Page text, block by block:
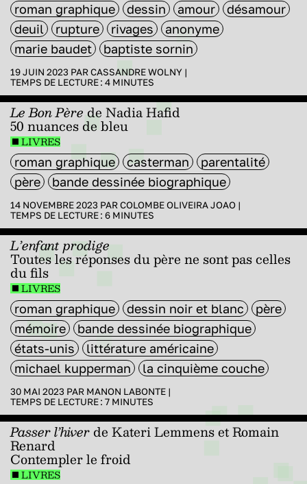
roman graphique dessin amour
désamour
deuil
rupture rivages
anonyme
marie baudet
baptiste sornin
19 JUIN 2023 PARCASSANDRE WOLNY |
TEMPS DE LECTURE : 4 MINUTES
Le Bon Père de Nadia Hafid
50 nuances de bleu
LIVRES
roman graphique casterman
parentalité
père
bande dessinée biographique
14 NOVEMBRE 2023 PARCOLOMBE OLIVEIRA JOAO |
TEMPS DE LECTURE : 6 MINUTES
L’enfant prodige
Toutes les réponses du père ne sont pas celles
du fils
LIVRES
roman graphique dessin noir et blanc
père
mémoire
bande dessinée biographique
états-unis
littérature américaine
michael kupperman
la cinquième couche
30 MAI 2023 PAR MANON LABONTE |
TEMPS DE LECTURE : 7 MINUTES
Passer l’hiverde Kateri Lemmens et Romain
Renard
Contempler le froid
LIVRES